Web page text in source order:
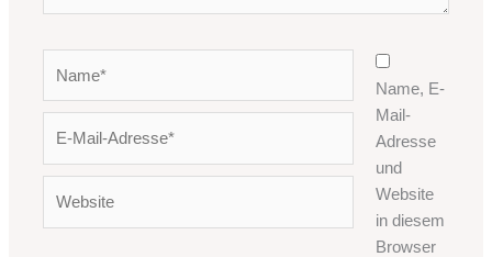
Adresse*
Name, E-
Mail-
Adresse
und
Website
in diesem
Browser